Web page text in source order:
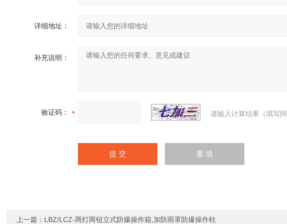
详细地址：
补充说明：
验证码： 请输入计算结果（填写
上一篇： LBZ/LCZ-两灯两钮立式防爆操作箱,加防雨罩防爆操作柱